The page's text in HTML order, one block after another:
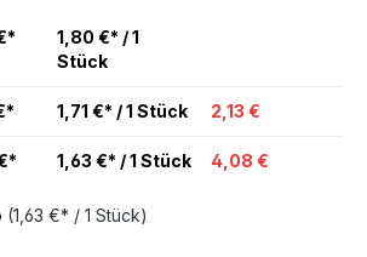
1,80 €* / 1
Stück
1,71 €* / 1 Stück 2,13 €
1,63 €* / 1 Stück 4,08 €
(1,63 €* / 1 Stück)